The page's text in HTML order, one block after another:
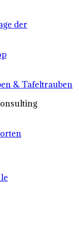
der
& Tafeltrauben